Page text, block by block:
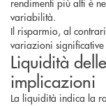
rendimenti più alti è
variabilità.
Il risparmio, al
variazioni
Liquidità
implicazioni
La liquidità indica la